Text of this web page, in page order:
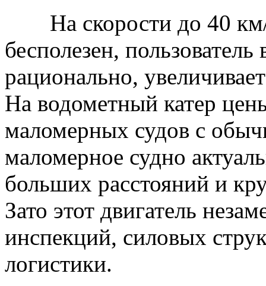
На скорости до 40
бесполезен, пользователь
рационально,
На водометный катер
маломерных судов с
маломерное судно
больших расстояний и
Зато этот двигатель
инспекций, силовых
логистики.